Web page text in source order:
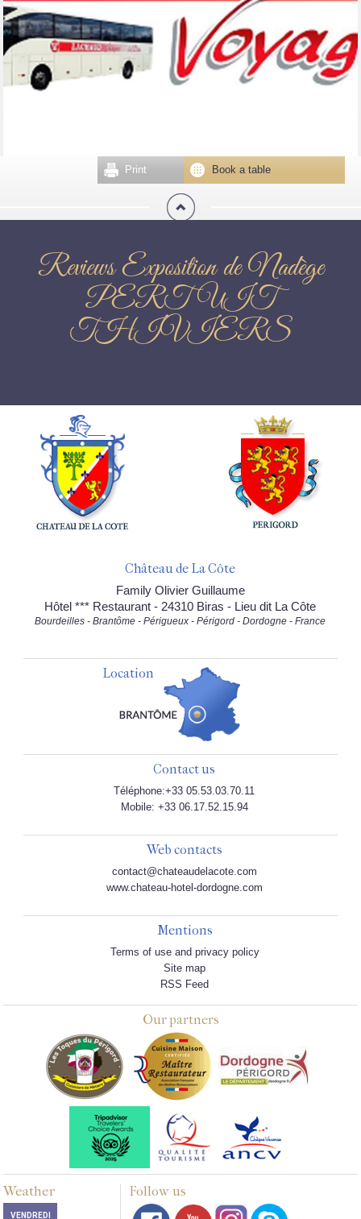
Book a table
Print
Reviews Exposition de Nadège
PERTUIT
THIVIERS
Château de La Côte
Family Olivier Guillaume
Hôtel *** Restaurant - 24310 Biras - Lieu dit La Côte
Bourdeilles - Brantôme - Périgueux - Périgord - Dordogne - France
Location
Contact us
Téléphone:+33 05.53.03.70.11
Mobile: +33 06.17.52.15.94
Web contacts
contact@chateaudelacote.com
www.chateau-hotel-dordogne.com
Mentions
Terms of use and privacy policy
Site map
RSS Feed
Our partners
Weather Follow us